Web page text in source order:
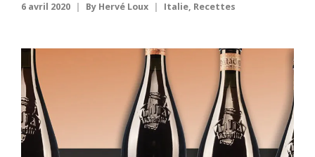
6 avril 2020 By Hervé Loux Italie, Recettes